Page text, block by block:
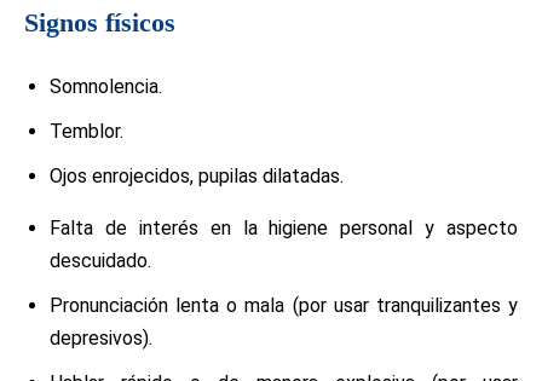
Signos físicos
Somnolencia.
Temblor.
Ojos enrojecidos, pupilas dilatadas.
Falta de interés en la higiene personal y aspecto
descuidado.
Pronunciación lenta o mala (por usar tranquilizantes y
depresivos).